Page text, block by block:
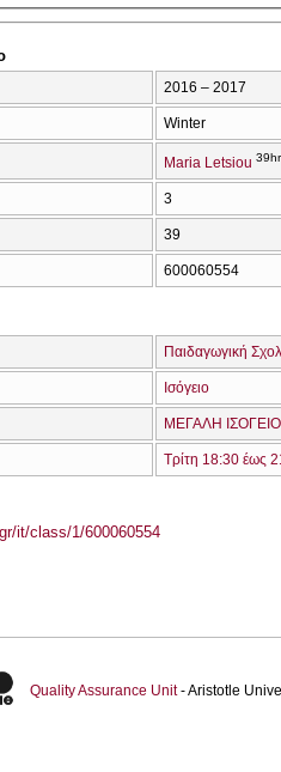
2016 – 2017
Winter
Maria Letsiou
3
39
600060554
Παιδαγωγική
Ισόγειο
ΜΕΓΑΛΗ
Τρίτη 18:30 έως
it/class/1/600060554
Quality Assurance Unit- Aristotle